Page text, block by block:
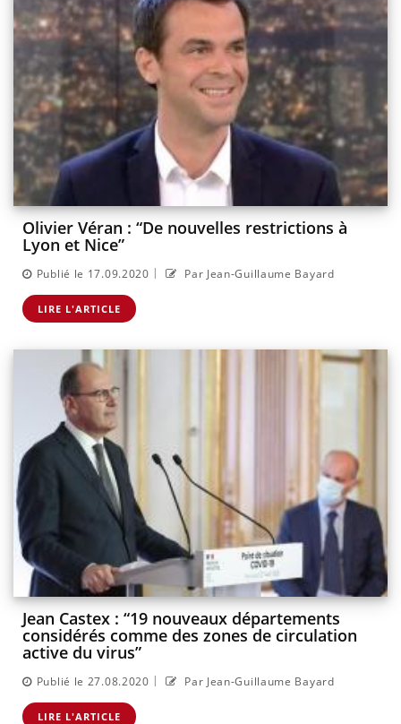
Olivier Véran : “De nouvelles restrictions à
Lyon et Nice”
Publié le 17.09.2020 | Par Jean-Guillaume Bayard
LIRE L'ARTICLE
Jean Castex : “19 nouveaux départements
considérés comme des zones de circulation
active du virus”
Publié le 27.08.2020 | Par Jean-Guillaume Bayard
LIRE L'ARTICLE